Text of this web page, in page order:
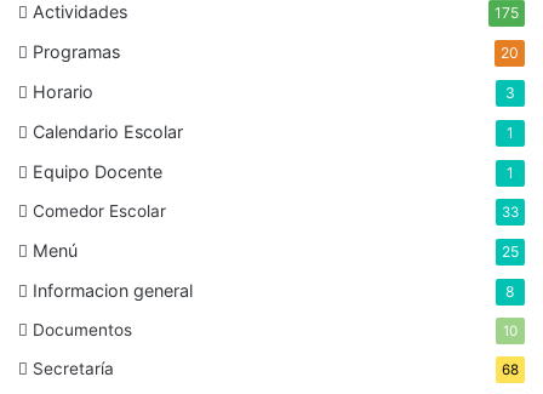
Actividades 175
Programas 20
Horario 3
Calendario Escolar 1
Equipo Docente 1
Comedor Escolar 33
Menú 25
Informacion general 8
Documentos 10
Secretaría 68